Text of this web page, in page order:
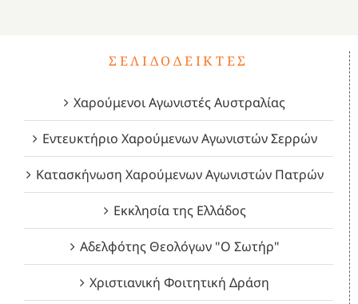
ΣΕΛΙΔΟΔΕΊΚΤΕΣ
Χαρούμενοι Αγωνιστές Αυστραλίας
Εντευκτήριο Χαρούμενων Αγωνιστών Σερρών
Κατασκήνωση Χαρούμενων Αγωνιστών Πατρών
Εκκλησία της Ελλάδος
Αδελφότης Θεολόγων "Ο Σωτήρ"
Χριστιανική Φοιτητική Δράση